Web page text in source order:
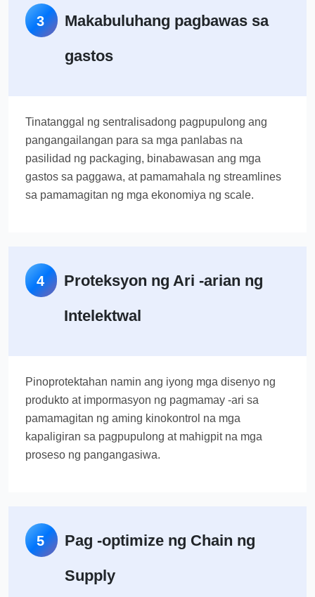
3
Makabuluhang pagbawas sa
gastos
Tinatanggal ng sentralisadong pagpupulong ang
pangangailangan para sa mga panlabas na
pasilidad ng packaging, binabawasan ang mga
gastos sa paggawa, at pamamahala ng streamlines
sa pamamagitan ng mga ekonomiya ng scale.
4
Proteksyon ng Ari -arian ng
Intelektwal
Pinoprotektahan namin ang iyong mga disenyo ng
produkto at impormasyon ng pagmamay -ari sa
pamamagitan ng aming kinokontrol na mga
kapaligiran sa pagpupulong at mahigpit na mga
proseso ng pangangasiwa.
5
Pag -optimize ng Chain ng
Supply